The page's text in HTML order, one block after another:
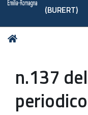
(BURERT)
Tu
n.137